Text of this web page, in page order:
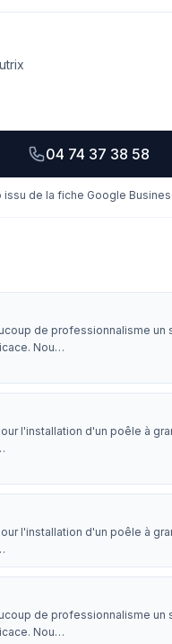
04 74 37 38 58
issu de la fiche Google
de professionnalisme
Nou…
l'installation d'un poêle à
l'installation d'un poêle à
de professionnalisme
Nou…